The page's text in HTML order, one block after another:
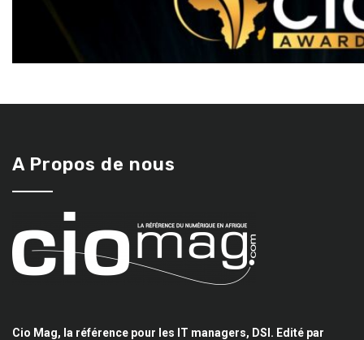
A Propos de nous
Cio Mag, la référence pour les IT managers, DSI. Edité par